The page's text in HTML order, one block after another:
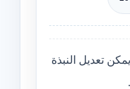
تعديل النبذة